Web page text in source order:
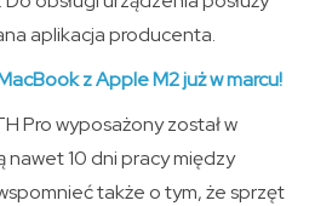
aplikacja producenta.
z Apple M2 już w marcu!
Pro wyposażony został w
nawet 10 dni pracy między
także o tym, że sprzęt